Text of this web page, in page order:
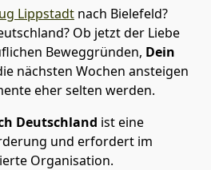
Lippstadt nach Bielefeld?
Ob jetzt der Liebe
Beweggründen, Dein
nächsten Wochen ansteigen
eher selten werden.
Deutschland ist eine
und erfordert im
Organisation.